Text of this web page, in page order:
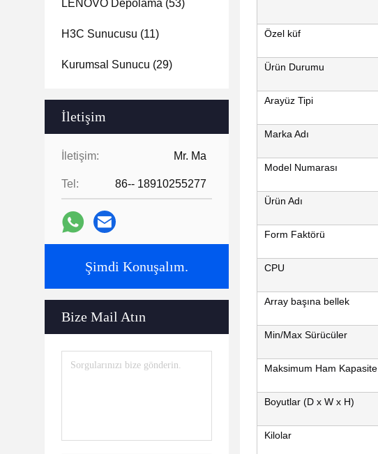
LENOVO Depolama (53)
H3C Sunucusu (11)
Kurumsal Sunucu (29)
İletişim
İletişim: Mr. Ma
Tel: 86-- 18910255277
Şimdi Konuşalım.
Bize Mail Atın
Özel küf
Ürün Durumu
Arayüz Tipi
Marka Adı
Model Numarası
Ürün Adı
Form Faktörü
CPU
Array başına bellek
Min/Max Sürücüler
Maksimum Ham Kapasite
Boyutlar (D x W x H)
Kilolar